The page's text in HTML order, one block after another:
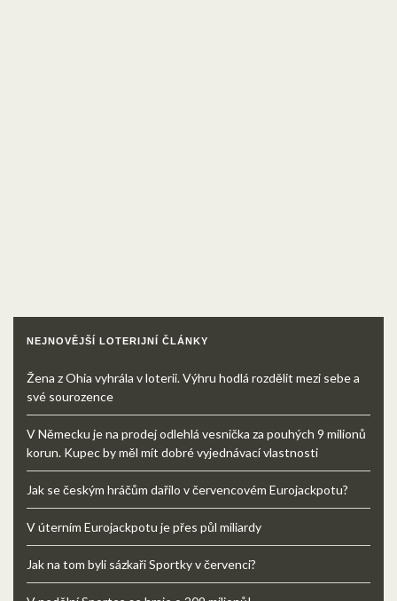
NEJNOVĚJŠÍ LOTERIJNÍ ČLÁNKY
Žena z Ohia vyhrála v loterii. Výhru hodlá rozdělit mezi sebe a
své sourozence
V Německu je na prodej odlehlá vesnička za pouhých 9 milionů
korun. Kupec by měl mít dobré vyjednávací vlastnosti
Jak se českým hráčům dařilo v červencovém Eurojackpotu?
V úterním Eurojackpotu je přes půl miliardy
Jak na tom byli sázkaři Sportky v červenci?